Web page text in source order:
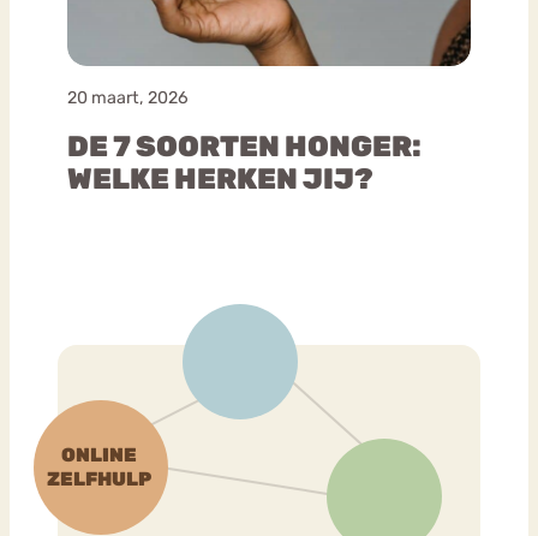
20 maart, 2026
DE 7 SOORTEN HONGER:
WELKE HERKEN JIJ?